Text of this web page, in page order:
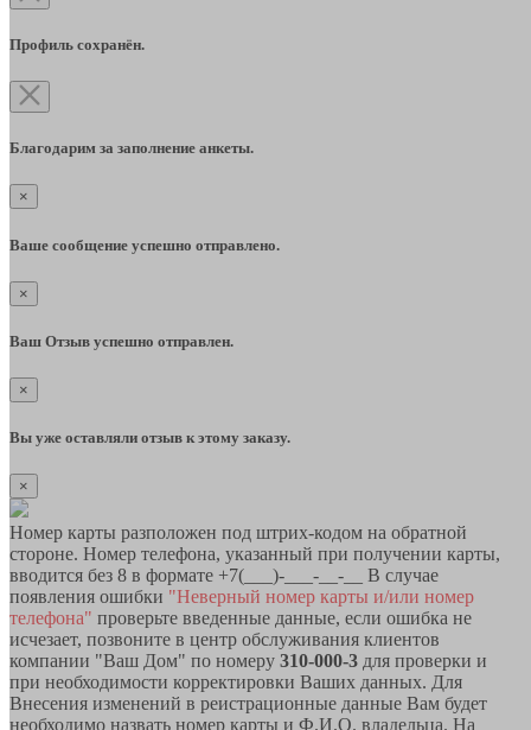
Профиль сохранён.
Благодарим за заполнение анкеты.
×
Ваше сообщение успешно отправлено.
×
Ваш Отзыв успешно отправлен.
×
Вы уже оставляли отзыв к этому заказу.
×
Номер карты разположен под штрих-кодом на обратной
стороне. Номер телефона, указанный при получении карты,
вводится без 8 в формате +7(___)-___-__-__ В случае
появления ошибки "Неверный номер карты и/или номер
телефона" проверьте введенные данные, если ошибка не
исчезает, позвоните в центр обслуживания клиентов
компании "Ваш Дом" по номеру 310-000-3 для проверки и
при необходимости корректировки Ваших данных. Для
Внесения изменений в реистрационные данные Вам будет
необходимо назвать номер карты и Ф.И.О. владельца. На